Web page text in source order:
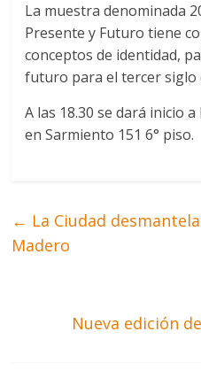
La muestra denominada
Presente y Futuro tiene
conceptos de identidad,
futuro para el tercer siglo
A las 18.30 se dará inicio
en Sarmiento 151 6° piso.
← La Ciudad
Madero
Nueva edición